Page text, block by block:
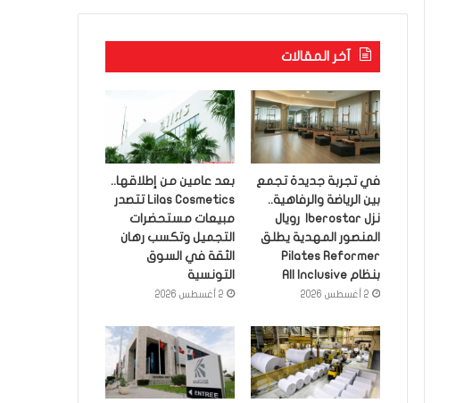
آخر المقالات
في تجربة جديدة تجمع
بين الرياضة والرفاهية..
نزل Iberostar رويال
المنصور المهدية يطلق
Pilates Reformer
بنظام All Inclusive
2 أغسطس 2026
بعد عامين من إطلاقها..
Lilas Cosmetics تتصدر
مبيعات مستحضرات
التجميل وتكسب رهان
الثقة في السوق
التونسية
2 أغسطس 2026